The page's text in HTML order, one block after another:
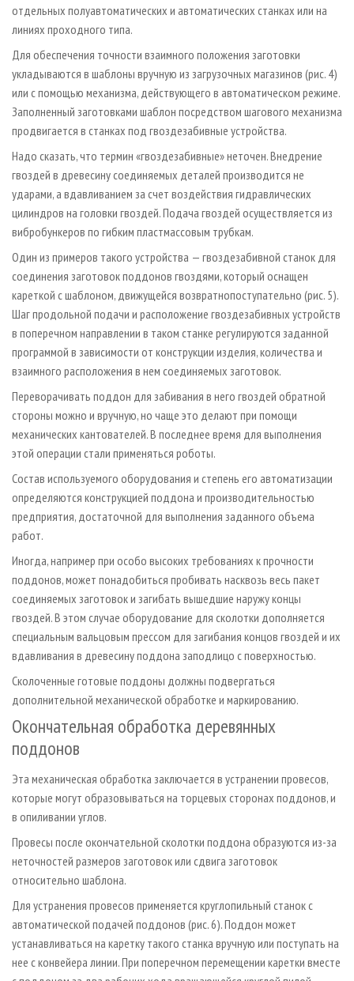
отдельных полуавтоматических и автоматических станках или на
линиях проходного типа.
Для обеспечения точности взаимного положения заготовки
укладываются в шаблоны вручную из загрузочных магазинов (рис. 4)
или с помощью механизма, действующего в автоматическом режиме.
Заполненный заготовками шаблон посредством шагового механизма
продвигается в станках под гвоздезабивные устройства.
Надо сказать, что термин «гвоздезабивные» неточен. Внедрение
гвоздей в древесину соединяемых деталей производится не
ударами, а вдавливанием за счет воздействия гидравлических
цилиндров на головки гвоздей. Подача гвоздей осуществляется из
вибробункеров по гибким пластмассовым трубкам.
Один из примеров такого устройства — гвоздезабивной станок для
соединения заготовок поддонов гвоздями, который оснащен
кареткой с шаблоном, движущейся возвратно­поступательно (рис. 5).
Шаг продольной подачи и расположение гвоздезабивных устройств
в поперечном направлении в таком станке регулируются заданной
программой в зависимости от конструкции изделия, количества и
взаимного расположения в нем соединяемых заготовок.
Переворачивать поддон для забивания в него гвоздей обратной
стороны можно и вручную, но чаще это делают при помощи
механических кантователей. В последнее время для выполнения
этой операции стали применяться роботы.
Состав используемого оборудования и степень его автоматизации
определяются конструкцией поддона и производительностью
предприятия, достаточной для выполнения заданного объема
работ.
Иногда, например при особо высоких требованиях к прочности
поддонов, может понадобиться пробивать насквозь весь пакет
соединяемых заготовок и загибать вышедшие наружу концы
гвоздей. В этом случае оборудование для сколотки дополняется
специальным вальцовым прессом для загибания концов гвоздей и их
вдавливания в древесину поддона заподлицо с поверхностью.
Сколоченные готовые поддоны должны подвергаться
дополнительной механической обработке и маркированию.
Окончательная обработка деревянных
поддонов
Эта механическая обработка заключается в устранении провесов,
которые могут образовываться на торцевых сторонах поддонов, и
в опиливании углов.
Провесы после окончательной сколотки поддона образуются из-за
неточностей размеров заготовок или сдвига заготовок
относительно шаблона.
Для устранения провесов применяется круглопильный станок с
автоматической подачей поддонов (рис. 6). Поддон может
устанавливаться на каретку такого станка вручную или поступать на
нее с конвейера линии. При поперечном перемещении каретки вместе